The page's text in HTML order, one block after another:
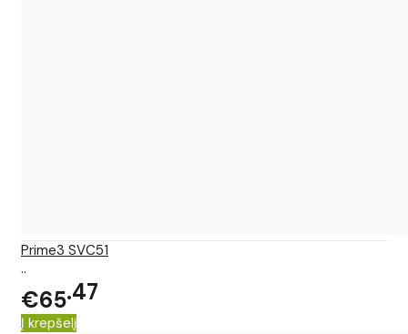
Prime3 SVC51
..
€65 47
Į krepšelį